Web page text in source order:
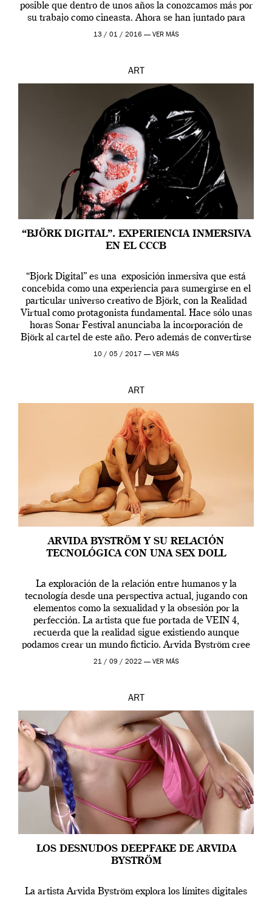
posible que dentro de unos años la conozcamos más por
su trabajo como cineasta. Ahora se han juntado para
contarnos una […]
13 / 01 / 2016 — VER MÁS
ART
“BJÖRK DIGITAL”. EXPERIENCIA INMERSIVA
EN EL CCCB
“Bjork Digital” es una exposición inmersiva que está
concebida como una experiencia para sumergirse en el
particular universo creativo de Björk, con la Realidad
Virtual como protagonista fundamental. Hace sólo unas
horas Sonar Festival anunciaba la incorporación de
Björk al cartel de este año. Pero además de convertirse
en una de las actuaciones más relevantes […]
10 / 05 / 2017 — VER MÁS
ART
ARVIDA BYSTRÖM Y SU RELACIÓN
TECNOLÓGICA CON UNA SEX DOLL
La exploración de la relación entre humanos y la
tecnología desde una perspectiva actual, jugando con
elementos como la sexualidad y la obsesión por la
perfección. La artista que fue portada de VEIN 4,
recuerda que la realidad sigue existiendo aunque
podamos crear un mundo ficticio. Arvida Byström cree
que los humanos tienen un complejo […]
21 / 09 / 2022 — VER MÁS
ART
LOS DESNUDOS DEEPFAKE DE ARVIDA
BYSTRÖM
La artista Arvida Byström explora los límites digitales